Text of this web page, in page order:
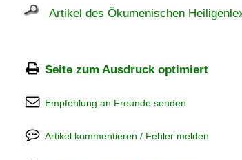
Artikel des Ökumenischen
Seite zum Ausdruck optimiert
Empfehlung an Freunde senden
Artikel kommentieren / Fehler melden